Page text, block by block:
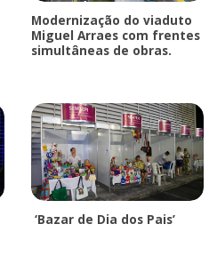
Modernização do viaduto
Miguel Arraes com frentes
simultâneas de obras.
‘Bazar de Dia dos Pais’